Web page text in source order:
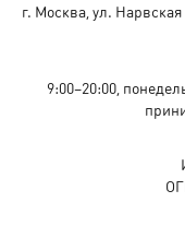
г. Москва, ул.
9:00–20:00,